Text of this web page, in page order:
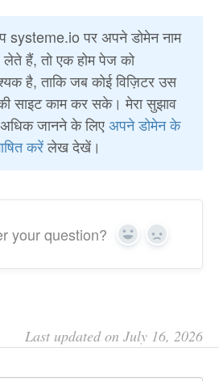
systeme.io पर अपने डोमेन नाम
हैं, तो एक होम पेज को
है, ताकि जब कोई विज़िटर उस
साइट काम कर सके। मेरा सुझाव
जानने के लिएअपने डोमेन के
करेंलेख देखें।
your question? Yes No
Last updated on July 16, 2026